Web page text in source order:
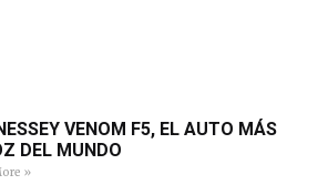
VENOM F5, EL AUTO MÁS
DEL MUNDO
»